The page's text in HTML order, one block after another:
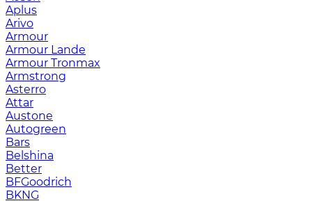
Aplus
Arivo
Armour
Armour Lande
Armour Tronmax
Armstrong
Asterro
Attar
Austone
Autogreen
Bars
Belshina
Better
BFGoodrich
BKNG